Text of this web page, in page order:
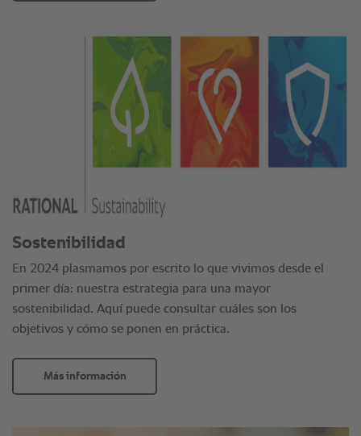
Sostenibilidad
En 2024 plasmamos por escrito lo que vivimos desde el
primer día: nuestra estrategia para una mayor
sostenibilidad. Aquí puede consultar cuáles son los
objetivos y cómo se ponen en práctica.
Más información